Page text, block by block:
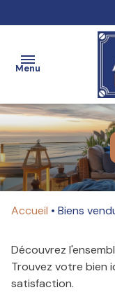
Menu
ACCUEIL
VENTE
Nos
en
Vendre
avec
Nos
à
Louer
avec
Accueil Biens
Découvrez
Trouvez votre bien
satisfaction.